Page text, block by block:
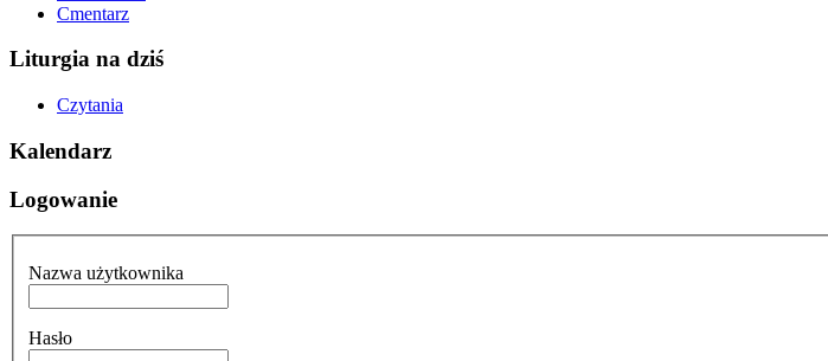
Cmentarz
Liturgia na dziś
Czytania
Kalendarz
Logowanie
Nazwa użytkownika
Hasło